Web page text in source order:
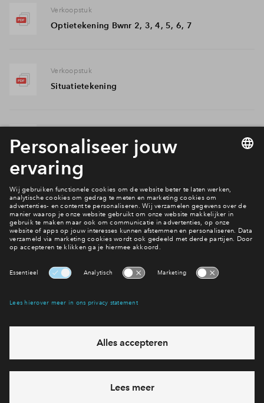
Verkoopstuk
Optietekening Bwnr 2, 3, 4, 5, 6, 7
Verkoopstuk
Situatietekening
Technische Omschrijving Rijwoningen
Verkoopstuk
Verkooptekening Bwnr 2, 3, 4, 5, 6, 7
Verkoopbrochure
Sanitairvisualisatie Basis & Luxe
Tegelwerkpanelen Kuin
Meer downloads
eventuele projecten
Ja, ik wil mij aanmelden